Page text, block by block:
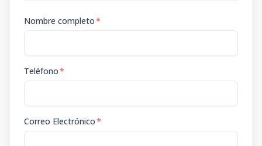
Nombre completo*
Teléfono*
Correo Electrónico*